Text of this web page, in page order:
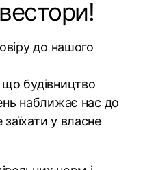
до нашого
будівництво
наближає нас до
у власне